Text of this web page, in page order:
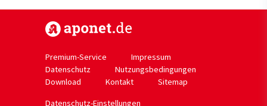
Premium-Service
Impressum
Datenschutz
Nutzungsbedingungen
Download
Kontakt
Sitemap
Datenschutz-Einstellungen